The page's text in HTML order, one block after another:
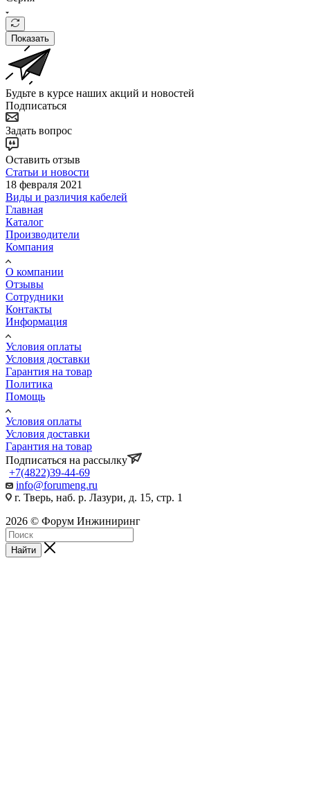
Показать
Будьте в курсе наших акций и новостей
Подписаться
Задать вопрос
Оставить отзыв
Статьи и новости
18 февраля 2021
Виды и различия кабелей
Главная
Каталог
Производители
Компания
О компании
Отзывы
Сотрудники
Контакты
Информация
Условия оплаты
Условия доставки
Гарантия на товар
Политика
Помощь
Условия оплаты
Условия доставки
Гарантия на товар
Подписаться на рассылку
+7(4822)39-44-69
info@forumeng.ru
г. Тверь, наб. р. Лазури, д. 15, стр. 1
2026 © Форум Инжиниринг
Найти